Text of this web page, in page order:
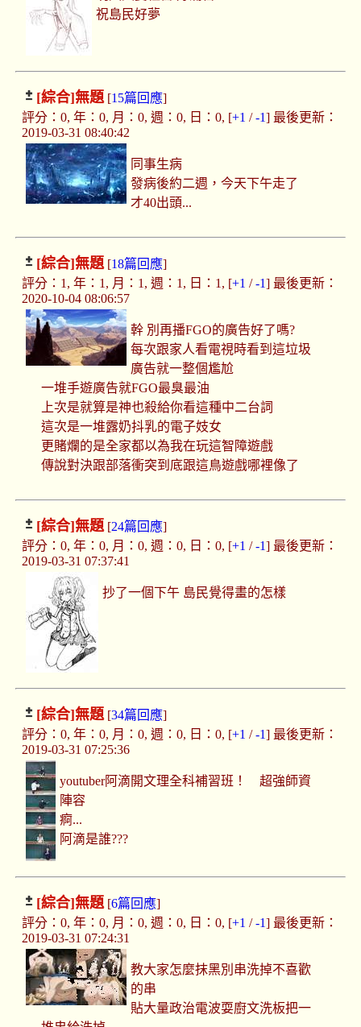
祝島民好夢
[綜合]無題[15篇回應]
評分：0, 年：0, 月：0, 週：0, 日：0, [+1 /-1] 最後更新：
2019-03-31 08:40:42
同事生病
發病後約二週，今天下午走了
才40出頭...
[綜合]無題[18篇回應]
評分：1, 年：1, 月：1, 週：1, 日：1, [+1 /-1] 最後更新：
2020-10-04 08:06:57
幹 別再播FGO的廣告好了嗎?
每次跟家人看電視時看到這垃圾
廣告就一整個尷尬
一堆手遊廣告就FGO最臭最油
上次是就算是神也殺給你看這種中二台詞
這次是一堆露奶抖乳的電子妓女
更賭爛的是全家都以為我在玩這智障遊戲
傳說對決跟部落衝突到底跟這鳥遊戲哪裡像了
[綜合]無題[24篇回應]
評分：0, 年：0, 月：0, 週：0, 日：0, [+1 /-1] 最後更新：
2019-03-31 07:37:41
抄了一個下午 島民覺得畫的怎樣
[綜合]無題[34篇回應]
評分：0, 年：0, 月：0, 週：0, 日：0, [+1 /-1] 最後更新：
2019-03-31 07:25:36
youtuber阿滴開文理全科補習班！ 超強師資
陣容
痾...
阿滴是誰???
[綜合]無題[6篇回應]
評分：0, 年：0, 月：0, 週：0, 日：0, [+1 /-1] 最後更新：
2019-03-31 07:24:31
教大家怎麼抹黑別串洗掉不喜歡
的串
貼大量政治電波耍廚文洗板把一